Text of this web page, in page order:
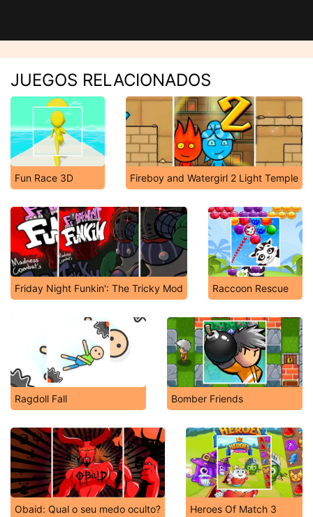
JUEGOS RELACIONADOS
Fun Race 3D Fireboy and Watergirl 2 Light Temple
Friday Night Funkin': The Tricky Mod Raccoon Rescue
Ragdoll Fall Bomber Friends
Obaid: Qual o seu medo oculto? Heroes Of Match 3